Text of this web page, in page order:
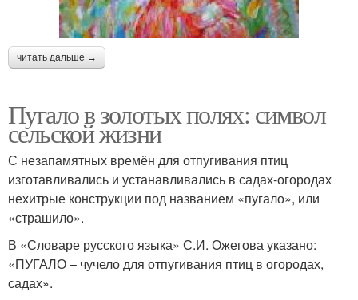
читать дальше →
Пугало в золотых полях: символ
сельской жизни
С незапамятных времён для отпугивания птиц
изготавливались и устанавливались в садах-огородах
нехитрые конструкции под названием «пугало», или
«страшило».
В «Словаре русского языка» С.И. Ожегова указано:
«ПУГАЛО – чучело для отпугивания птиц в огородах,
садах».